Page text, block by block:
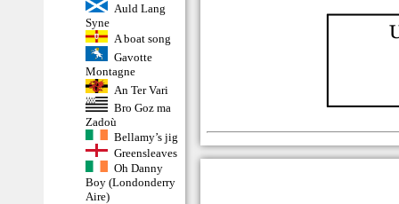
Auld Lang
Syne
A boat song
Gavotte
Montagne
An Ter Vari
Bro Goz ma
Zadoù
Bellamy’s jig
Greensleaves
Oh Danny
Boy (Londonderry
Aire)